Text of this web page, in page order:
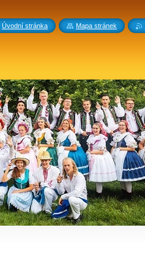
Úvodní stránka Mapa stránek